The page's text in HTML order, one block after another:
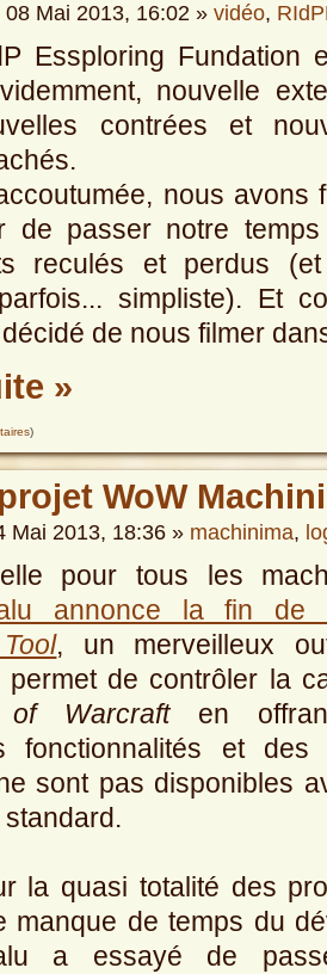
08 Mai 2013, 16:02 » vidéo,
Essploring Fundation
nouvelle
contrées et
nous avons
de passer notre
reculés et perdus
simpliste). Et
de nous filmer
»
)
WoW
Mai 2013, 18:36 » machinima,
pour tous les
annonce la fin de
, un merveilleux
permet de contrôler la
of Warcraften
fonctionnalités et des
sont pas disponibles
la quasi totalité des
manque de temps du
a essayé de